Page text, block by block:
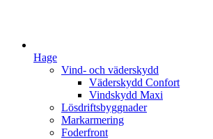
Hage
Vind- och väderskydd
Väderskydd Confort
Vindskydd Maxi
Lösdriftsbyggnader
Markarmering
Foderfront